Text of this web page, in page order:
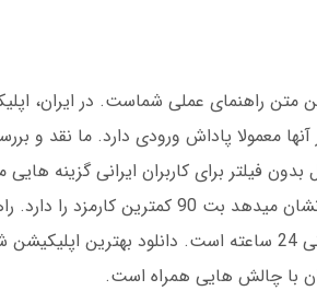
این متن راهنمای عملی شماست. در ایران،
معمولا پاداش ورودی دارد. ما نقد و
فیلتر برای کاربران ایرانی گزینه هایی
بت 90 دارد. مقایسه اپلیکیشن های شرط بندی فوتبال ایرانی از نظر کارمزد نشان
بهترین اپلیکیشن شرط بندی فوتبال در ایران شامل بررسی مجوزها و پشتیبانی 24 ساعته است.
با چالش هایی همراه است.